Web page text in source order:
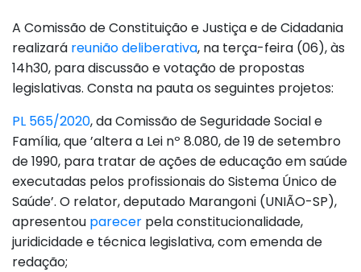
A Comissão de Constituição e Justiça e de Cidadania
realizará reunião deliberativa, na terça-feira (06), às
14h30, para discussão e votação de propostas
legislativas. Consta na pauta os seguintes projetos:
PL 565/2020, da Comissão de Seguridade Social e
Família, que ’altera a Lei nº 8.080, de 19 de setembro
de 1990, para tratar de ações de educação em saúde
executadas pelos profissionais do Sistema Único de
Saúde’. O relator, deputado Marangoni (UNIÃO-SP),
apresentou parecer pela constitucionalidade,
juridicidade e técnica legislativa, com emenda de
redação;